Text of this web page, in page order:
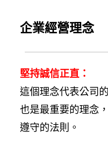
企業經營理念
堅持誠信正直：
這個理念代表公司
也是最重要的理念
遵守的法則。